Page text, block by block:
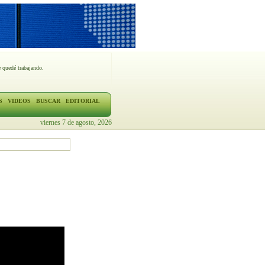
trabajando.
VIDEOS BUSCAR
EDITORIAL
viernes 7 de agosto, 2026